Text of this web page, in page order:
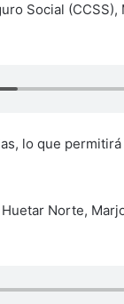
Social
lo que
Norte,